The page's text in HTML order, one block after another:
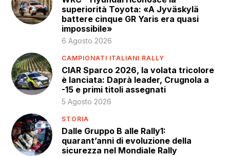
superiorità Toyota: «A Jyväskylä
battere cinque GR Yaris era quasi
impossibile»
6 Agosto 2026
CAMPIONATI ITALIANI RALLY
CIAR Sparco 2026, la volata tricolore
è lanciata: Daprà leader, Crugnola a
-15 e primi titoli assegnati
5 Agosto 2026
STORIA
Dalle Gruppo B alle Rally1:
quarant’anni di evoluzione della
sicurezza nel Mondiale Rally